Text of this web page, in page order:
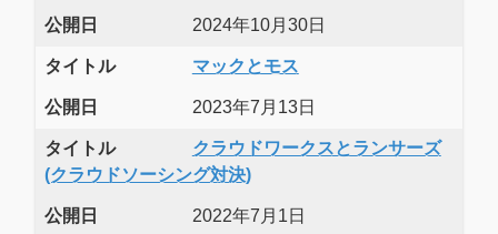
公開日 2024年10月30日
タイトル マックとモス
公開日 2023年7月13日
タイトル
クラウドワークスとランサーズ
(クラウドソーシング対決)
公開日 2022年7月1日